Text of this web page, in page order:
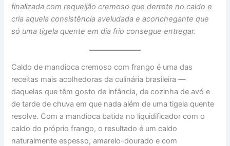
finalizada com requeijão cremoso que derrete no caldo e
cria aquela consistência aveludada e aconchegante que
só uma tigela quente em dia frio consegue entregar.
Caldo de mandioca cremoso com frango é uma das
receitas mais acolhedoras da culinária brasileira —
daquelas que têm gosto de infância, de cozinha de avó e
de tarde de chuva em que nada além de uma tigela quente
resolve. Com a mandioca batida no liquidificador com o
caldo do próprio frango, o resultado é um caldo
naturalmente espesso, amarelo-dourado e com